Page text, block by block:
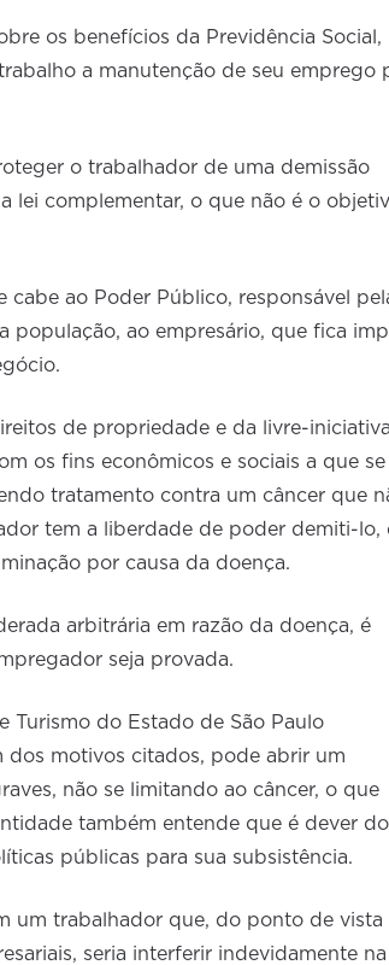
os benefícios da Previdência Social,
a manutenção de seu emprego
o trabalhador de uma demissão
lei complementar, o que não é o
ao Poder Público, responsável
população, ao empresário, que fica
de propriedade e da livre-
os fins econômicos e sociais a que se
tratamento contra um câncer que
tem a liberdade de poder demiti-lo,
por causa da doença.
arbitrária em razão da doença, é
seja provada.
Turismo do Estado de São Paulo
dos motivos citados, pode abrir um
não se limitando ao câncer, o que
também entende que é dever do
públicas para sua subsistência.
um trabalhador que, do ponto de vista
seria interferir indevidamente